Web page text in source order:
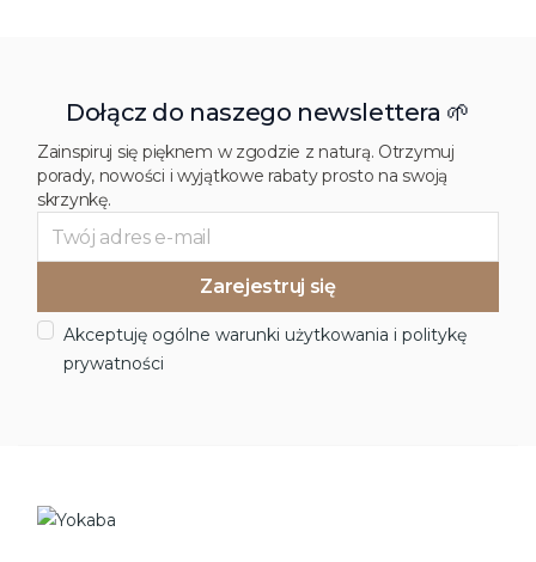
Dołącz do naszego newslettera 🌱
Zainspiruj się pięknem w zgodzie z naturą. Otrzymuj
porady, nowości i wyjątkowe rabaty prosto na swoją
skrzynkę.
Akceptuję ogólne warunki użytkowania i politykę
prywatności